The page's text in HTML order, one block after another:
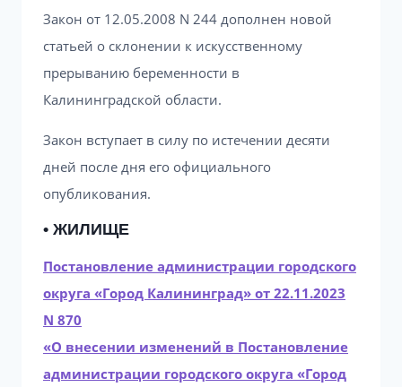
Закон от 12.05.2008 N 244 дополнен новой
статьей о склонении к искусственному
прерыванию беременности в
Калининградской области.
Закон вступает в силу по истечении десяти
дней после дня его официального
опубликования.
• ЖИЛИЩЕ
Постановление администрации городского
округа «Город Калининград» от 22.11.2023
N 870
«О внесении изменений в Постановление
администрации городского округа «Город